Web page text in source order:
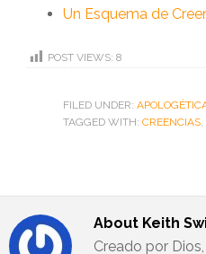
Un Esquema de
POST VIEWS: 8
FILED UNDER:
TAGGED WITH: CREENCIAS,
About Keith
Creado por